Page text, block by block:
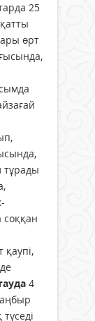
25
өрт
тұрады
соққан
4